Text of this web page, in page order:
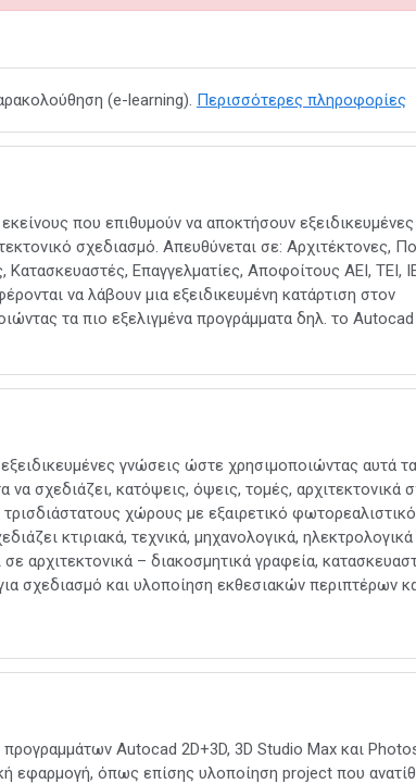
(e-learning). Περισσότερες πληροφορίες
που επιθυμούν να αποκτήσουν
σχεδιασμό. Απευθύνεται σε: Αρχιτέκτονες,
Επαγγελματίες, Αποφοίτους ΑΕΙ, ΤΕΙ,
να λάβουν μια εξειδικευμένη κατάρτιση στον
τα πιο εξελιγμένα προγράμματα δηλ. το Autocad
γνώσεις ώστε χρησιμοποιώντας αυτά τα
να σχεδιάζει, κατόψεις, όψεις, τομές, αρχιτεκτονικά
χώρους με εξαιρετικό φωτορεαλιστικό
κτιριακά, τεχνικά, μηχανολογικά, ηλεκτρολογικά
αρχιτεκτονικά – διακοσμητικά γραφεία,
για σχεδιασμό και υλοποίηση εκθεσιακών περιπτέρων
Autocad 2D+3D, 3D Studio Max και
εφαρμογή, όπως επίσης υλοποίηση project που